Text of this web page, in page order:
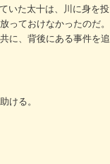
いた太十は、川に身を投
っておけなかったのだ。
に、背後にある事件を追
ける。